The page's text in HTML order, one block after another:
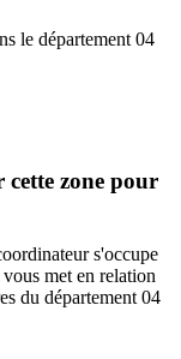
le département 04
zone pour
s'occupe
vous met en relation
du département 04